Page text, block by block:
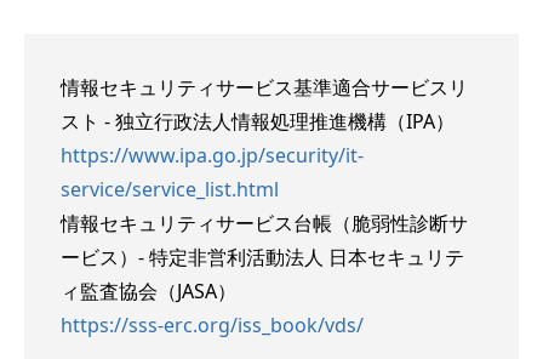
情報セキュリティサービス基準適合サービスリ
スト - 独立行政法人情報処理推進機構（IPA）
https://www.ipa.go.jp/security/it-
service/service_list.html
情報セキュリティサービス台帳（脆弱性診断サ
ービス）- 特定非営利活動法人 日本セキュリテ
ィ監査協会（JASA）
https://sss-erc.org/iss_book/vds/